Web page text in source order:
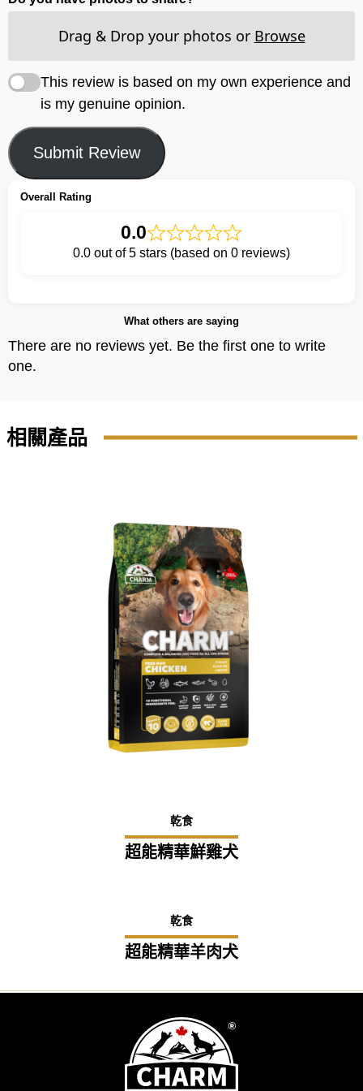
Drag & Drop your photos or Browse
This review is based on my own experience and
is my genuine opinion.
Submit Review
Overall Rating
0.0
0.0 out of 5 stars (based on 0 reviews)
What others are saying
There are no reviews yet. Be the first one to write
one.
相關產品
乾食
超能精華鮮雞犬
乾食
超能精華羊肉犬